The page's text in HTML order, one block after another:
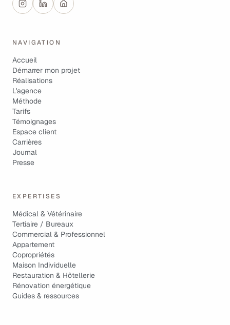
NAVIGATION
Accueil
Démarrer mon projet
Réalisations
L'agence
Méthode
Tarifs
Témoignages
Espace client
Carrières
Journal
Presse
EXPERTISES
Médical & Vétérinaire
Tertiaire / Bureaux
Commercial & Professionnel
Appartement
Copropriétés
Maison Individuelle
Restauration & Hôtellerie
Rénovation énergétique
Guides & ressources